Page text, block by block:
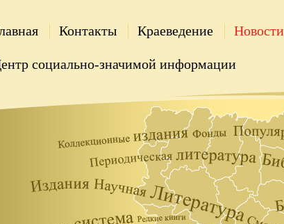
Контакты Краеведение Новости
социально-значимой информации